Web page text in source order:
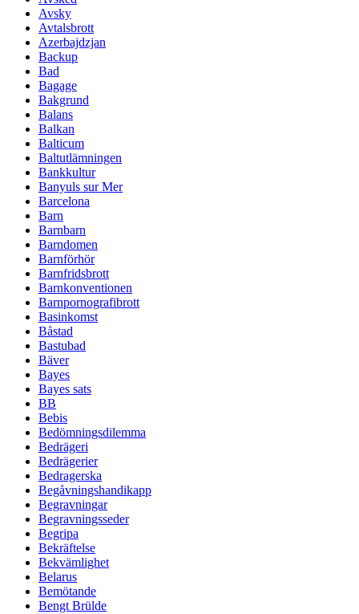
Avsky
Avtalsbrott
Azerbajdzjan
Backup
Bad
Bagage
Bakgrund
Balans
Balkan
Balticum
Baltutlämningen
Bankkultur
Banyuls sur Mer
Barcelona
Barn
Barnbarn
Barndomen
Barnförhör
Barnfridsbrott
Barnkonventionen
Barnpornografibrott
Basinkomst
Båstad
Bastubad
Bäver
Bayes
Bayes sats
BB
Bebis
Bedömningsdilemma
Bedrägeri
Bedrägerier
Bedragerska
Begåvningshandikapp
Begravningar
Begravningsseder
Begripa
Bekräftelse
Bekvämlighet
Belarus
Bemötande
Bengt Brülde